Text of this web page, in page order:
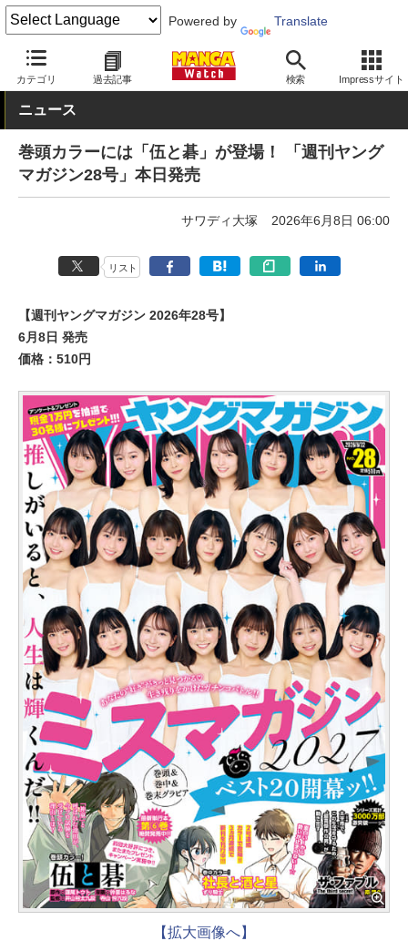
Powered by Translate
カテゴリ 過去記事 検索 Impressサイト
MANGA Watch 雑誌 週刊ヤングマガジン
ニュース
巻頭カラーには「伍と碁」が登場！ 「週刊ヤング
マガジン28号」本日発売
サワディ大塚 2026年6月8日 06:00
リスト
【週刊ヤングマガジン 2026年28号】
6月8日 発売
価格：510円
【拡大画像へ】